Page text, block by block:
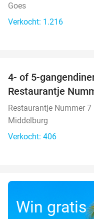
Goes
Verkocht: 1.216
4- of 5-
Restaurantje
Restaurantje Nummer 7
Middelburg
Verkocht: 406
Win gratis